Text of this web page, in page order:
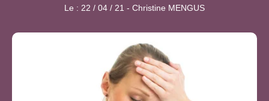
Le : 22 / 04 / 21 - Christine MENGUS